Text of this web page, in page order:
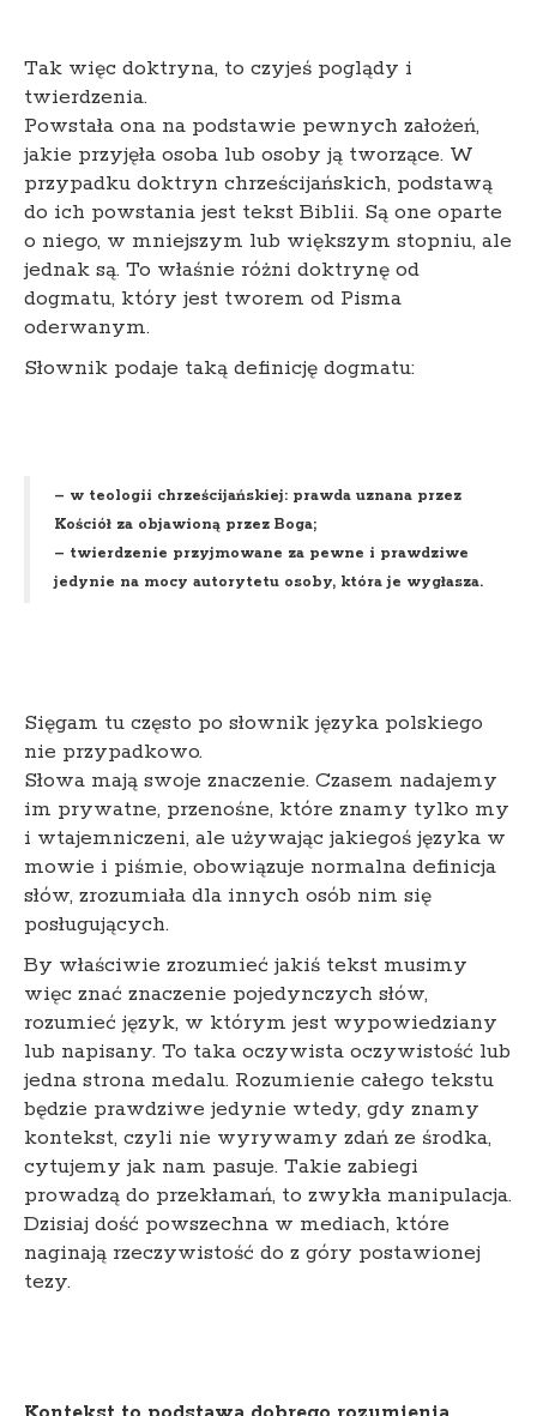
Tak więc doktryna, to czyjeś poglądy i
twierdzenia.
Powstała ona na podstawie pewnych założeń,
jakie przyjęła osoba lub osoby ją tworzące. W
przypadku doktryn chrześcijańskich, podstawą
do ich powstania jest tekst Biblii. Są one oparte
o niego, w mniejszym lub większym stopniu, ale
jednak są. To właśnie różni doktrynę od
dogmatu, który jest tworem od Pisma
oderwanym.
Słownik podaje taką definicję dogmatu:
– w teologii chrześcijańskiej: prawda uznana przez
Kościół za objawioną przez Boga;
– twierdzenie przyjmowane za pewne i prawdziwe
jedynie na mocy autorytetu osoby, która je wygłasza.
Sięgam tu często po słownik języka polskiego
nie przypadkowo.
Słowa mają swoje znaczenie. Czasem nadajemy
im prywatne, przenośne, które znamy tylko my
i wtajemniczeni, ale używając jakiegoś języka w
mowie i piśmie, obowiązuje normalna definicja
słów, zrozumiała dla innych osób nim się
posługujących.
By właściwie zrozumieć jakiś tekst musimy
więc znać znaczenie pojedynczych słów,
rozumieć język, w którym jest wypowiedziany
lub napisany. To taka oczywista oczywistość lub
jedna strona medalu. Rozumienie całego tekstu
będzie prawdziwe jedynie wtedy, gdy znamy
kontekst, czyli nie wyrywamy zdań ze środka,
cytujemy jak nam pasuje. Takie zabiegi
prowadzą do przekłamań, to zwykła manipulacja.
Dzisiaj dość powszechna w mediach, które
naginają rzeczywistość do z góry postawionej
tezy.